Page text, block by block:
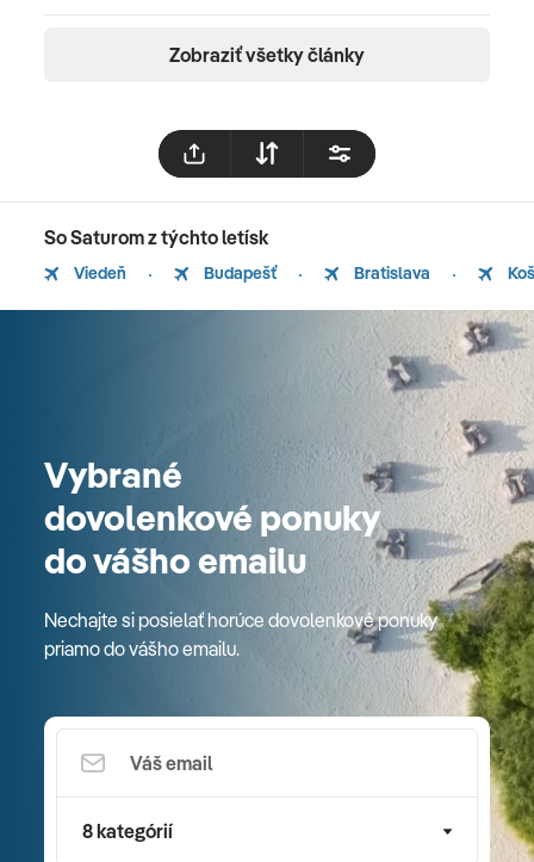
Zobraziť všetky články
So Saturom z týchto letísk
Viedeň Budapešť Bratislava
Vybrané
dovolenkové ponuky
do vášho emailu
Nechajte si posielať horúce dovolenkové ponuky
priamo do vášho emailu.
8 kategórií